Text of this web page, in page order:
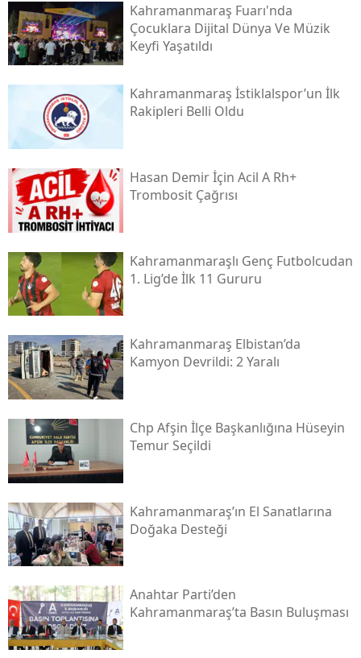
Kahramanmaraş Fuarı'nda
Çocuklara Dijital Dünya Ve Müzik
Keyfi Yaşatıldı
Kahramanmaraş İstiklalspor’un İlk
Rakipleri Belli Oldu
Hasan Demir İçin Acil A Rh+
Trombosit Çağrısı
Kahramanmaraşlı Genç Futbolcudan
1. Lig’de İlk 11 Gururu
Kahramanmaraş Elbistan’da
Kamyon Devrildi: 2 Yaralı
Chp Afşin İlçe Başkanlığına Hüseyin
Temur Seçildi
Kahramanmaraş’ın El Sanatlarına
Doğaka Desteği
Anahtar Parti’den
Kahramanmaraş’ta Basın Buluşması